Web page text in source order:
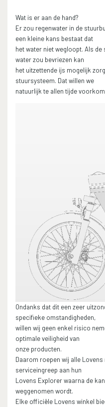
Wat is er aan de hand?
Er zou regenwater in de
een kleine kans bestaat dat
het water niet wegloopt. Als
water zou bevriezen kan
het uitzettende ijs mogelijk
stuursysteem. Dat willen we
natuurlijk te allen tijde
Ondanks dat dit een zeer
specifieke omstandigheden,
willen wij geen enkel risico
optimale veiligheid van
onze producten.
Daarom roepen wij alle
serviceingreep aan hun
Lovens Explorer waarna de
weggenomen wordt.
Elke officiële Lovens winkel